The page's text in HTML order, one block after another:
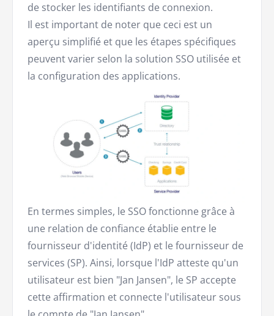
de stocker les identifiants de connexion.
Il est important de noter que ceci est un
aperçu simplifié et que les étapes spécifiques
peuvent varier selon la solution SSO utilisée et
la configuration des applications.
En termes simples, le SSO fonctionne grâce à
une relation de confiance établie entre le
fournisseur d'identité (IdP) et le fournisseur de
services (SP). Ainsi, lorsque l'IdP atteste qu'un
utilisateur est bien "Jan Jansen", le SP accepte
cette affirmation et connecte l'utilisateur sous